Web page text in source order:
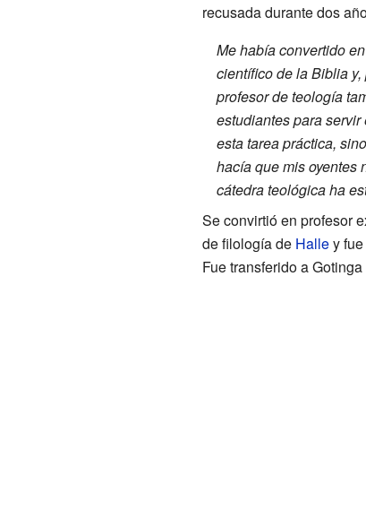
recusada durante dos
Me había convertido
científico de la Biblia
profesor de teología
estudiantes para
esta tarea práctica,
hacía que mis oyentes
cátedra teológica ha
Se convirtió en profesor
de filología de Halley fue
Fue transferido a